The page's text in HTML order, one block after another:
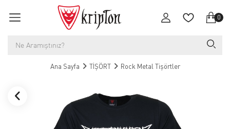
0
Ana Sayfa TİŞÖRT Rock Metal Tişörtler